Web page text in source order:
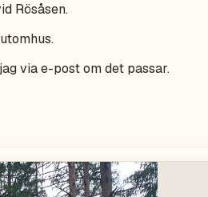
Rösåsen.
via e-post om det passar.